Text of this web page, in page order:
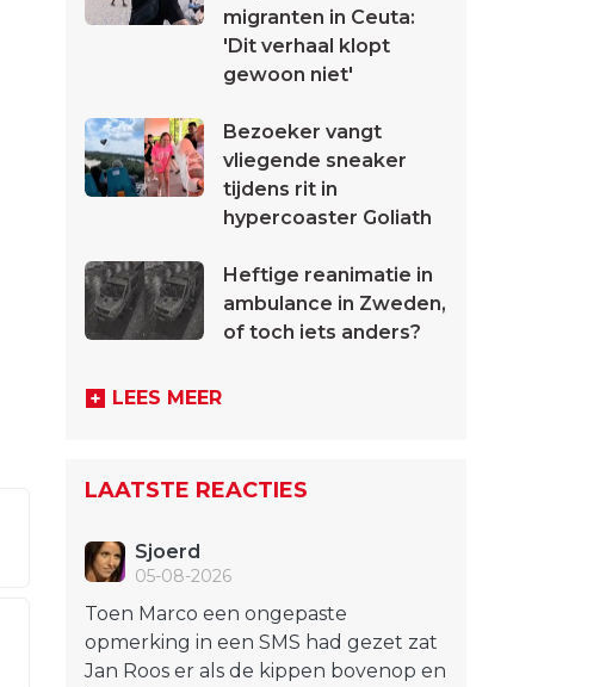
migranten in Ceuta:
'Dit verhaal klopt
gewoon niet'
Bezoeker vangt
vliegende sneaker
tijdens rit in
hypercoaster Goliath
Heftige reanimatie in
ambulance in Zweden,
of toch iets anders?
LEES MEER
LAATSTE REACTIES
Sjoerd
05-08-2026
Toen Marco een ongepaste
opmerking in een SMS had gezet zat
Jan Roos er als de kippen bovenop en